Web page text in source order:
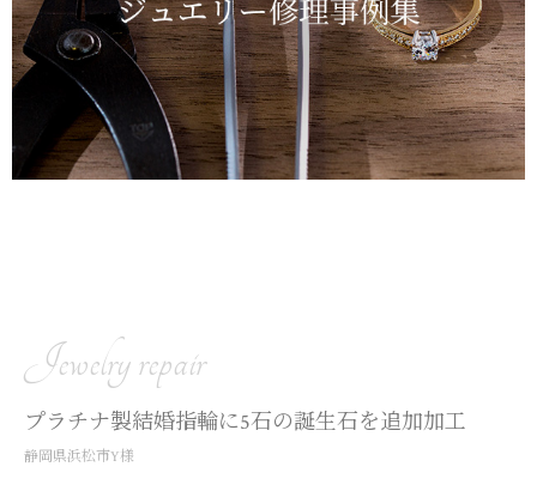
Jewelry repair
プラチナ製結婚指輪に5石の誕生石を追加加工
静岡県浜松市Y様